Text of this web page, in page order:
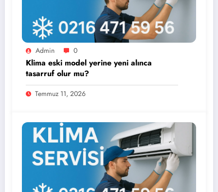
Admin 0
Klima eski model yerine yeni alınca
tasarruf olur mu?
Temmuz 11, 2026